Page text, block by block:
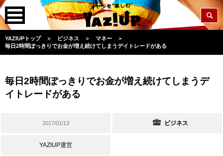
YAZIUPトップ ＞ ビジネス ＞ マネー
＞
毎日2時間ぽっきりでお金が増え続けてしまうデイトレードがある
毎日2時間ぽっきりでお金が増え続けてしまうデ
イトレードがある
2017/01/13 ビジネス
YAZIUP運営